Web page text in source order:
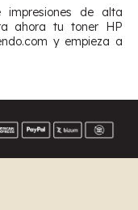
de alta
ahora tu toner HP
y empieza a